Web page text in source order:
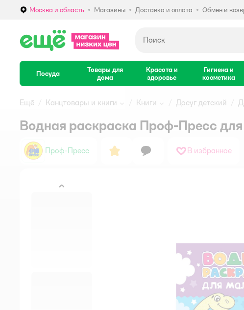
Выбор адреса доставки.
Москва и область Магазины Доставка и оплата Обмен и
Посуда
Товары для
дома
Красота и
здоровье
Гигиена и
косметика
Ещё Канцтовары и книги Книги Досуг детский
назад
Водная раскраска Проф-Пресс
Проф-Пресс В избранное